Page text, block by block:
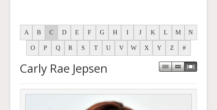
A B C D E F G H I J K L M N
O P Q R S T U V W X Y Z #
Carly Rae Jepsen